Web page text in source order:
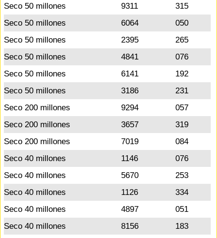
Seco 50 millones
9311
315
Seco 50 millones
6064
050
Seco 50 millones
2395
265
Seco 50 millones
4841
076
Seco 50 millones
6141
192
Seco 50 millones
3186
231
Seco 200 millones
9294
057
Seco 200 millones
3657
319
Seco 200 millones
7019
084
Seco 40 millones
1146
076
Seco 40 millones
5670
253
Seco 40 millones
1126
334
Seco 40 millones
4897
051
Seco 40 millones
8156
183